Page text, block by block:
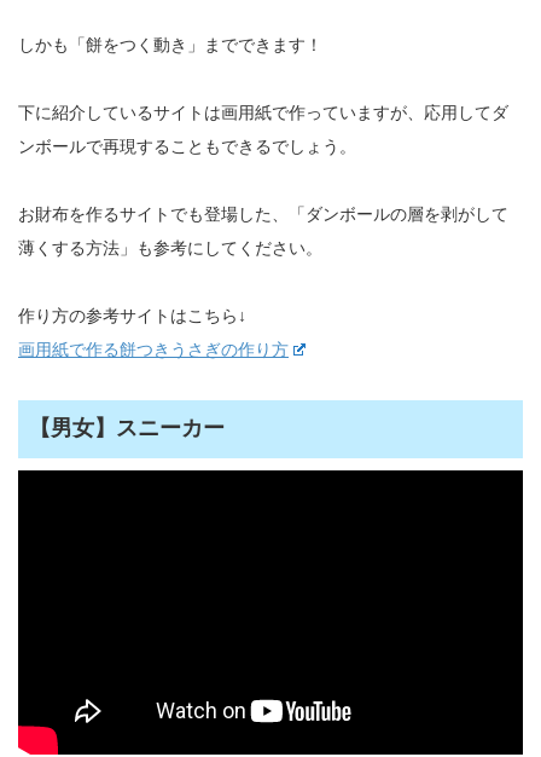
しかも「餅をつく動き」までできます！
下に紹介しているサイトは画用紙で作っていますが、応用してダ
ンボールで再現することもできるでしょう。
お財布を作るサイトでも登場した、「ダンボールの層を剥がして
薄くする方法」も参考にしてください。
作り方の参考サイトはこちら↓
画用紙で作る餅つきうさぎの作り方
【男女】スニーカー